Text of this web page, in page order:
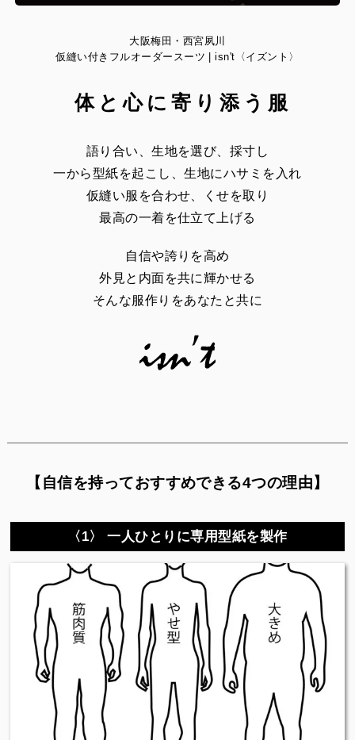
大阪梅田・西宮夙川
仮縫い付きフルオーダースーツ | isn't〈イズント〉
体と心に寄り添う服
語り合い、生地を選び、採寸し
一から型紙を起こし、生地にハサミを入れ
仮縫い服を合わせ、くせを取り
最高の一着を仕立て上げる
自信や誇りを高め
外見と内面を共に輝かせる
そんな服作りをあなたと共に
【自信を持っておすすめできる4つの理由】
〈1〉 一人ひとりに専用型紙を製作